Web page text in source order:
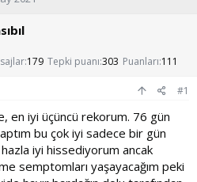
179 Tepki puanı 303 Puanları 111
#1
en iyi üçüncü rekorum. 76 gün
bu çok iyi sadece bir gün
iyi hissediyorum ancak
semptomları yaşayacağım peki